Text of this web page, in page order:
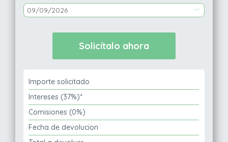
Importe solicitado
Intereses (37%)*
Comisiones (0%)
Fecha de devolucion